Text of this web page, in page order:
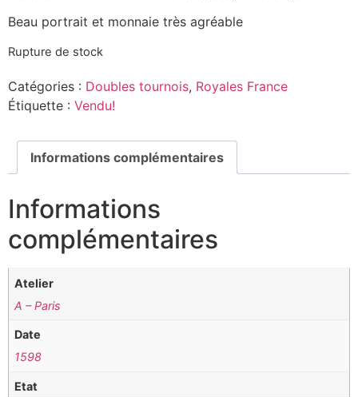
Beau portrait et monnaie très agréable
Rupture de stock
Catégories : Doubles tournois, Royales France
Étiquette : Vendu!
Informations complémentaires
Informations
complémentaires
Atelier
A – Paris
Date
1598
Etat